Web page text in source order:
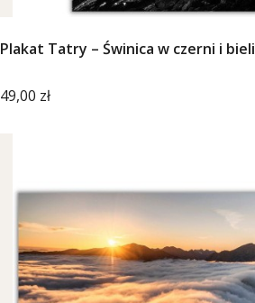
Plakat Tatry – Świnica w czerni i bieli
Cena
49,00 zł